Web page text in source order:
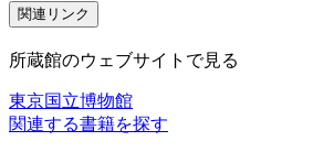
関連リンク
所蔵館のウェブサイトで見る
東京国立博物館
関連する書籍を探す